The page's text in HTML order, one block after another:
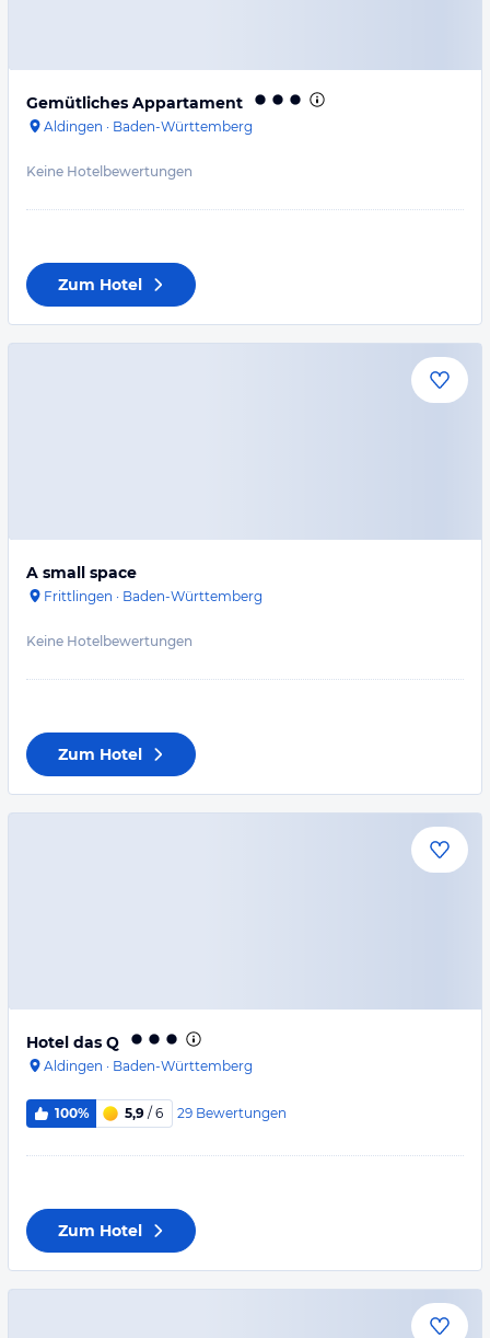
Gemütliches Appartament
Aldingen · Baden-Württemberg
Keine Hotelbewertungen
Zum Hotel
A small space
Frittlingen · Baden-Württemberg
Keine Hotelbewertungen
Zum Hotel
Hotel das Q
Aldingen · Baden-Württemberg
100% 5,9 / 6 29 Bewertungen
Zum Hotel